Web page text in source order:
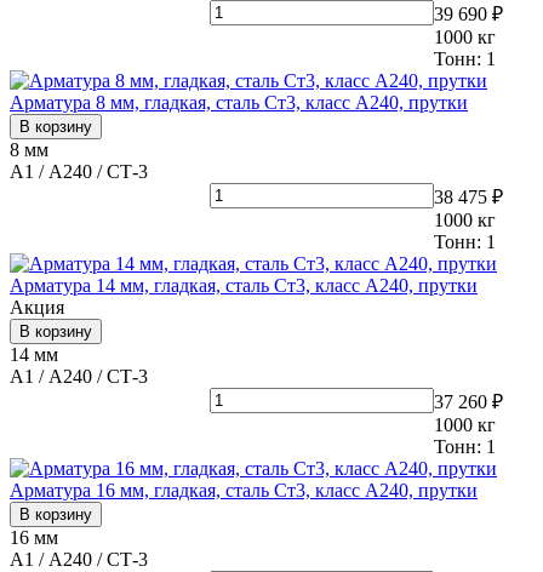
39 690 ₽
1000 кг
Тонн: 1
Арматура 8 мм, гладкая, сталь Ст3, класс А240, прутки
В корзину
8 мм
А1 / А240 / СТ-3
38 475 ₽
1000 кг
Тонн: 1
Арматура 14 мм, гладкая, сталь Ст3, класс А240, прутки
Акция
В корзину
14 мм
А1 / А240 / СТ-3
37 260 ₽
1000 кг
Тонн: 1
Арматура 16 мм, гладкая, сталь Ст3, класс А240, прутки
В корзину
16 мм
А1 / А240 / СТ-3